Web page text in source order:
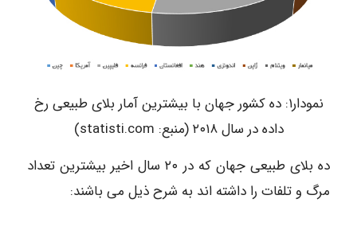
نمودار۱: ده کشور جهان با بیشترین آمار بلای طبیعی رخ
داده در سال ۲۰۱۸ (منبع: statisti.com)
ده بلای طبیعی جهان که در ۲۰ سال اخیر بیشترین تعداد
مرگ و تلفات را داشته اند به شرح ذیل می باشند: